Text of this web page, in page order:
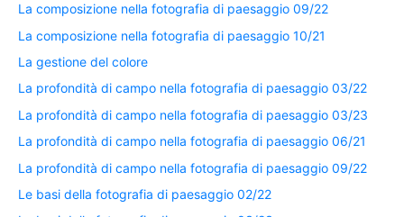
La composizione nella fotografia di paesaggio 09/22
La composizione nella fotografia di paesaggio 10/21
La gestione del colore
La profondità di campo nella fotografia di paesaggio 03/22
La profondità di campo nella fotografia di paesaggio 03/23
La profondità di campo nella fotografia di paesaggio 06/21
La profondità di campo nella fotografia di paesaggio 09/22
Le basi della fotografia di paesaggio 02/22